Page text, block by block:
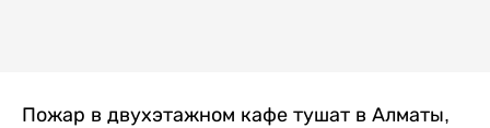
Пожар в двухэтажном кафе тушат в Алматы,